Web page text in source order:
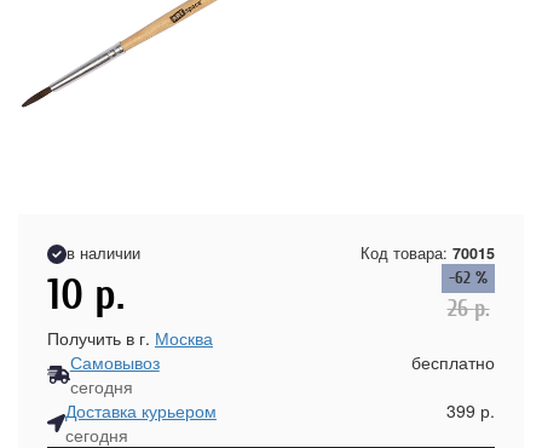
в наличии Код товара: 70015
10 р. -62 %
26р.
Получить в г. Москва
Самовывоз
сегодня
бесплатно
Доставка курьером
сегодня
399 р.